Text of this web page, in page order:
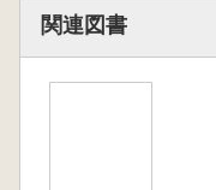
関連図書